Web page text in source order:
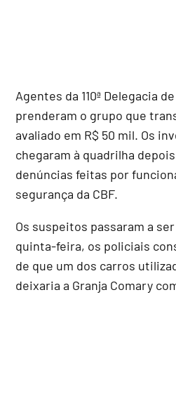
Agentes da 110ª Delegacia
prenderam o grupo que
avaliado em R$ 50 mil. Os
chegaram à quadrilha
denúncias feitas por
segurança da CBF.
Os suspeitos passaram a
quinta-feira, os policiais
de que um dos carros
deixaria a Granja Comary